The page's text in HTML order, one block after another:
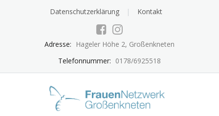
Datenschutzerklärung Kontakt
Adresse:
Hageler Höhe 2, Großenkneten
Telefonnummer: 0178/6925518